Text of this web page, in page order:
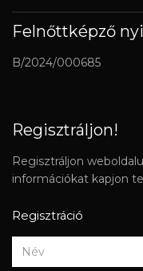
Felnőttképző
B/2024/000685
Regisztráljon!
Regisztráljon
információkat kapjon
Regisztráció